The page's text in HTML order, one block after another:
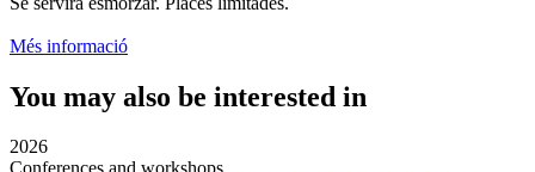
Més informació
You may also be interested in
2026